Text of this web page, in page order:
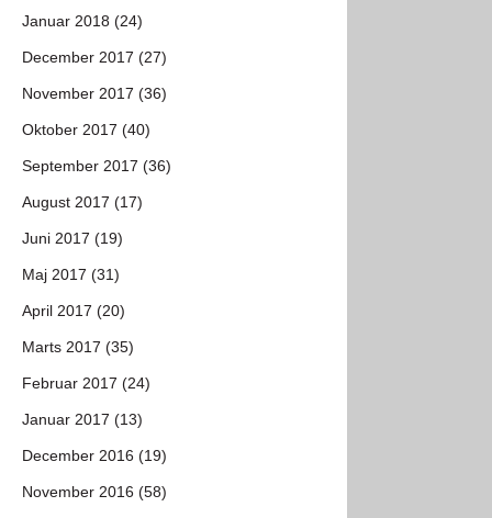
Januar 2018 (24)
December 2017 (27)
November 2017 (36)
Oktober 2017 (40)
September 2017 (36)
August 2017 (17)
Juni 2017 (19)
Maj 2017 (31)
April 2017 (20)
Marts 2017 (35)
Februar 2017 (24)
Januar 2017 (13)
December 2016 (19)
November 2016 (58)